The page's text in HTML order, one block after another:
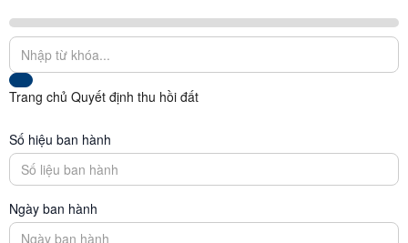
Trang chủ Quyết định thu hồi đất
Số hiệu ban hành
Ngày ban hành